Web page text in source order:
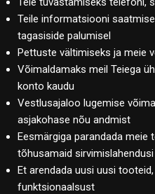
Teile informatsiooni
tagasiside palumisel
Pettuste vältimiseks ja meie
Võimaldamaks meil Teiega
konto kaudu
Vestlusajaloo lugemise
asjakohase nõu andmist
Eesmärgiga parandada meie
tõhusamaid sirvimislahendusi
Et arendada uusi uusi
funktsionaalsust